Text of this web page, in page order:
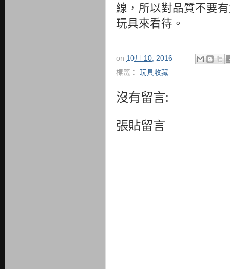
線，所以對品質不要
玩具來看待。
on 10月 10, 2016
標籤： 玩具收藏
沒有留言:
張貼留言